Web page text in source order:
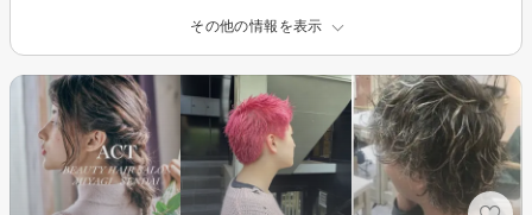
その他の情報を表示